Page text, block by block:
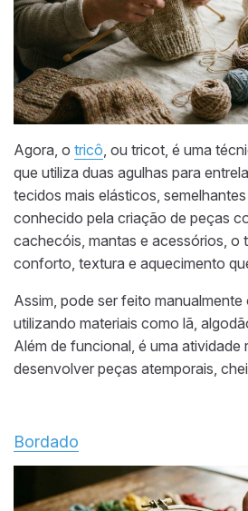
Agora, o tricô, ou tricot, é uma
que utiliza duas agulhas para
tecidos mais elásticos,
conhecido pela criação de peças
cachecóis, mantas e acessórios, o
conforto, textura e aquecimento
Assim, pode ser feito manualmente
utilizando materiais como lã,
Além de funcional, é uma atividade
desenvolver peças atemporais,
Bordado